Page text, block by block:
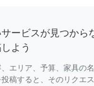
ービスが見つから
よう
エリア、予算、家具の
稿すると、そのリクエ